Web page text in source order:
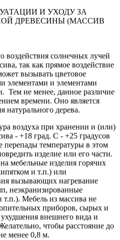
И УХОДУ ЗА
ДРЕВЕСИНЫ (МАССИВ
воздействия солнечных лучей
так как прямое воздействие
вызывать цветовое
элементами и элементами
Тем не менее, данное различие
времени. Оно является
натурального дерева.
воздуха при хранении и (или)
- +18 град. С - +25 градусов
температуры в этом
изделие или его части.
мебельные изделия горячих
и т.п.) или
вызывающих нагревание
неэкранизированные
Мебель из массива не
приборов, сырых и
внешнего вида и
чтобы расстояние до
менее 0,8 м.